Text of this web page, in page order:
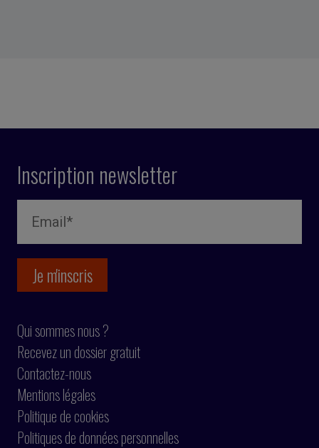
Inscription newsletter
Qui sommes nous ?
Recevez un dossier gratuit
Contactez-nous
Mentions légales
Politique de cookies
Politiques de données personnelles